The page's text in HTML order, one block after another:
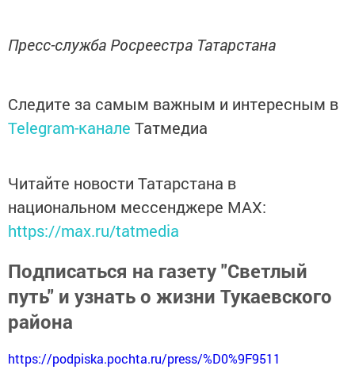
Пресс-служба Росреестра Татарстана
Следите за самым важным и интересным в
Telegram-канале Татмедиа
Читайте новости Татарстана в
национальном мессенджере MАХ:
https://max.ru/tatmedia
Подписаться на газету "Светлый
путь" и узнать о жизни Тукаевского
района
https://podpiska.pochta.ru/press/%D0%9F9511